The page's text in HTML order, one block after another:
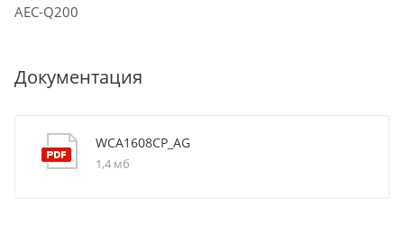
AEC-Q200
Документация
WCA1608CP_AG
1,4 мб